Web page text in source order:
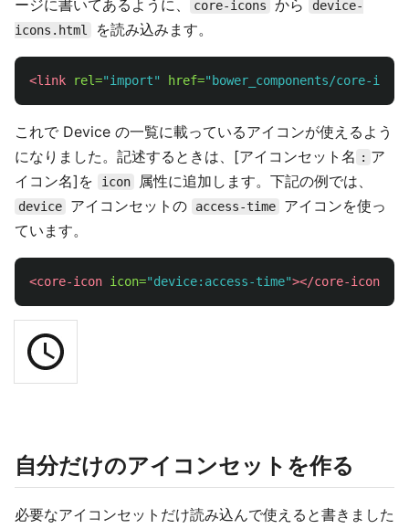
ージに書いてあるように、
core-icons から
device-
icons.html
を読み込みます。
<link rel="import" href="bower_components/core-
これで Device の一覧に載っているアイコンが使えるよう
になりました。記述するときは、[アイコンセット名 : ア
イコン名]を
icon 属性に追加します。下記の例では、
device アイコンセットの access-time
アイコンを使っ
ています。
<core-icon icon="device:access-time"></core-icon>
自分だけのアイコンセットを作る
必要なアイコンセットだけ読み込んで使えると書きました